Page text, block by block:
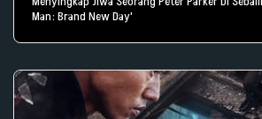
Man: Brand New Day'